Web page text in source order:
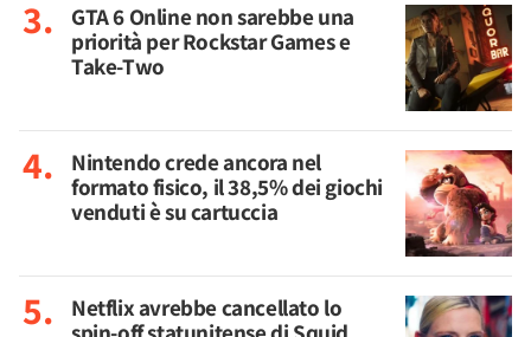
GTA 6 Online non sarebbe una
priorità per Rockstar Games e
Take-Two
Nintendo crede ancora nel
formato fisico, il 38,5% dei giochi
venduti è su cartuccia
Netflix avrebbe cancellato lo